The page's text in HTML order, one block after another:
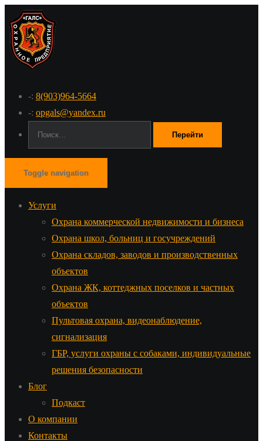
-: 8(903)964-5664
-: opgals@yandex.ru
Toggle navigation
Услуги
Охрана коммерческой недвижимости и бизнеса
Охрана школ, больниц и госучреждений
Охрана складов, заводов и производственных
объектов
Охрана ЖК, коттеджных поселков и частных
объектов
Пультовая охрана, видеонаблюдение,
сигнализация
ГБР, услуги охраны с собаками, индивидуальные
решения безопасности
Блог
Подкаст
О компании
Контакты